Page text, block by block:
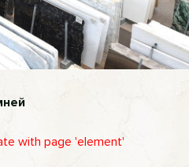
with page 'element'